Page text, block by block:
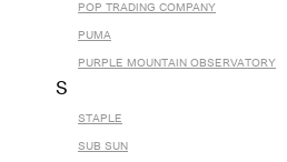
POP TRADING COMPANY
PUMA
PURPLE MOUNTAIN OBSERVATORY
S
STAPLE
SUB SUN